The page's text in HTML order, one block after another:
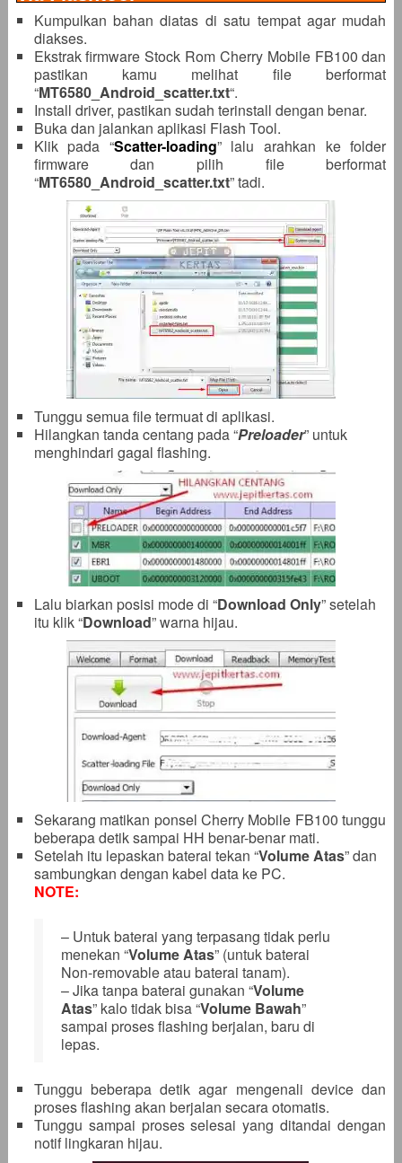
Kumpulkan bahan diatas di satu tempat agar mudah
diakses.
Ekstrak firmware Stock Rom Cherry Mobile FB100 dan
pastikan kamu melihat file berformat
“MT6580_Android_scatter.txt“.
Install driver, pastikan sudah terinstall dengan benar.
Buka dan jalankan aplikasi Flash Tool.
Klik pada “Scatter-loading” lalu arahkan ke folder
firmware dan pilih file berformat
“MT6580_Android_scatter.txt” tadi.
Tunggu semua file termuat di aplikasi.
Hilangkan tanda centang pada “Preloader” untuk
menghindari gagal flashing.
Lalu biarkan posisi mode di “Download Only” setelah
itu klik “Download” warna hijau.
Sekarang matikan ponsel Cherry Mobile FB100 tunggu
beberapa detik sampai HH benar-benar mati.
Setelah itu lepaskan baterai tekan “Volume Atas” dan
sambungkan dengan kabel data ke PC.
NOTE:
– Untuk baterai yang terpasang tidak perlu
menekan “Volume Atas” (untuk baterai
Non-removable atau baterai tanam).
– Jika tanpa baterai gunakan “Volume
Atas” kalo tidak bisa “Volume Bawah”
sampai proses flashing berjalan, baru di
lepas.
Tunggu beberapa detik agar mengenali device dan
proses flashing akan berjalan secara otomatis.
Tunggu sampai proses selesai yang ditandai dengan
notif lingkaran hijau.